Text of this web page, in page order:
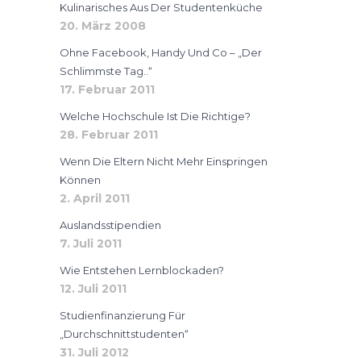
Kulinarisches Aus Der Studentenküche
20. März 2008
Ohne Facebook, Handy Und Co – „der
Schlimmste Tag..“
17. Februar 2011
Welche Hochschule Ist Die Richtige?
28. Februar 2011
Wenn Die Eltern Nicht Mehr Einspringen
Können
2. April 2011
Auslandsstipendien
7. Juli 2011
Wie Entstehen Lernblockaden?
12. Juli 2011
Studienfinanzierung Für
„Durchschnittstudenten“
31. Juli 2012